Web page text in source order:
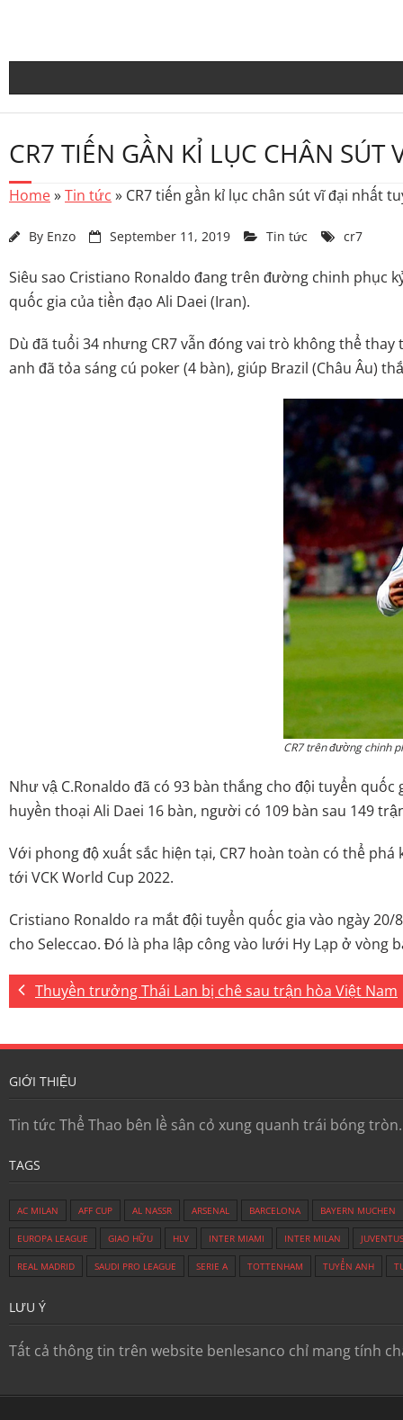
content
CR7 TIẾN GẦN KỈ LỤC CHÂN
Home»Tin tức » CR7 tiến gần kỉ lục chân sút vĩ đại nhất
By Enzo September 11, 2019 Tin tức cr7
Siêu sao Cristiano Ronaldo đang trên đường chinh phục
quốc gia của tiền đạo Ali Daei (Iran).
Dù đã tuổi 34 nhưng CR7 vẫn đóng vai trò không thể
anh đã tỏa sáng cú poker (4 bàn), giúp Brazil (Châu Âu)
CR7 trên đường chinh
Như vậ C.Ronaldo đã có 93 bàn thắng cho đội tuyển
huyền thoại Ali Daei 16 bàn, người có 109 bàn sau 149
Với phong độ xuất sắc hiện tại, CR7 hoàn toàn có thể
tới VCK World Cup 2022.
Cristiano Ronaldo ra mắt đội tuyển quốc gia vào ngày
cho Seleccao. Đó là pha lập công vào lưới Hy Lạp ở vòng
Thuyền trưởng Thái Lan bị chê sau trận hòa Việt Nam
GIỚI THIỆU
Tin tức Thể Thao bên lề sân cỏ xung quanh trái bóng
TAGS
AC MILAN AFF CUP AL NASSR ARSENAL BARCELONA BAYERN MUCHEN
EUROPA LEAGUE GIAO HỮU HLV INTER MIAMI INTER MILAN JUVENTUS
REAL MADRID SAUDI PRO LEAGUE SERIE A TOTTENHAM TUYỂN ANH
LƯU Ý
Tất cả thông tin trên website benlesanco chỉ mang tính